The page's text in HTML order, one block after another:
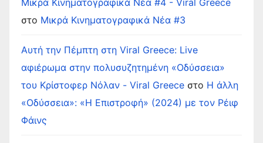
στο Μικρά Κινηματογραφικά Νέα #3
Αυτή την Πέμπτη στη Viral Greece: Live
αφιέρωμα στην πολυσυζητημένη «Οδύσσεια»
του Κρίστοφερ Νόλαν - Viral Greece στο Η άλλη
«Οδύσσεια»: «Η Επιστροφή» (2024) με τον Ρέιφ
Φάινς